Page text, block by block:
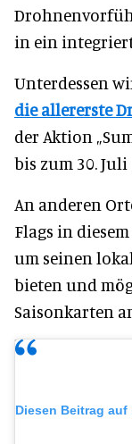
in ein
Unterdessen
die allererste
der Aktion
bis zum 30.
An anderen
Flags in
um seinen
bieten und
Saisonkarten
Diesen Beitrag